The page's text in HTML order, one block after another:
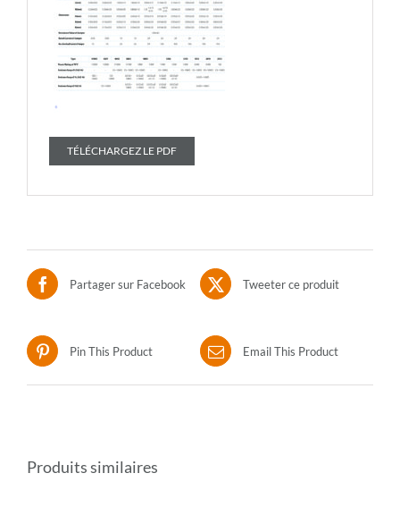
TÉLÉCHARGEZ LE PDF
Partager sur Facebook Tweeter ce produit
Pin This Product Email This Product
Produits similaires